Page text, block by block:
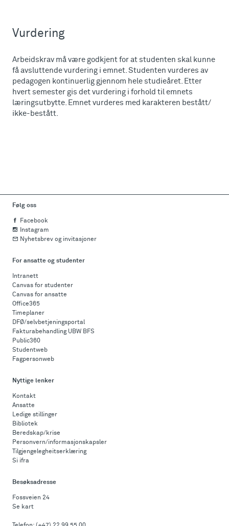
Vurdering
Arbeidskrav må være godkjent for at studenten skal kunne
få avsluttende vurdering i emnet. Studenten vurderes av
pedagogen kontinuerlig gjennom hele studieåret. Etter
hvert semester gis det vurdering i forhold til emnets
læringsutbytte. Emnet vurderes med karakteren bestått/
ikke-bestått.
Følg oss
Facebook
Instagram
Nyhetsbrev og invitasjoner
For ansatte og studenter
Intranett
Canvas for studenter
Canvas for ansatte
Office365
Timeplaner
DFØ/selvbetjeningsportal
Fakturabehandling UBW BFS
Public360
Studentweb
Fagpersonweb
Nyttige lenker
Kontakt
Ansatte
Ledige stillinger
Bibliotek
Beredskap/krise
Personvern/informasjonskapsler
Tilgjengelegheitserklæring
Si ifra
Besøksadresse
Fossveien 24
Se kart